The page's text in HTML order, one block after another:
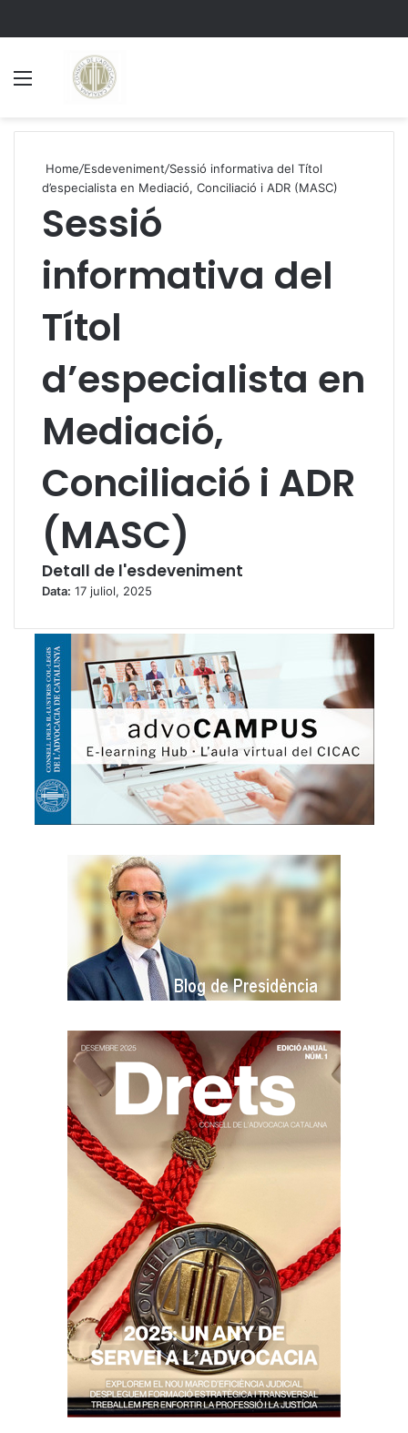
Home/Esdeveniment/Sessió informativa del Títol
d’especialista en Mediació, Conciliació i ADR (MASC)
Sessió
informativa del
Títol
d’especialista en
Mediació,
Conciliació i ADR
(MASC)
Detall de l'esdeveniment
Data: 17 juliol, 2025